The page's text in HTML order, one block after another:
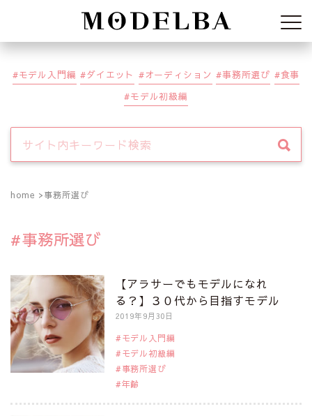
Modelba
モデル入門編 ダイエット オーディション 事務所選び
食事
モデル初級編
home 事務所選び
事務所選び
【アラサーでもモデルになれ
る？】３０代から目指すモデル
2019年9月30日
モデル入門編
モデル初級編
事務所選び
年齢